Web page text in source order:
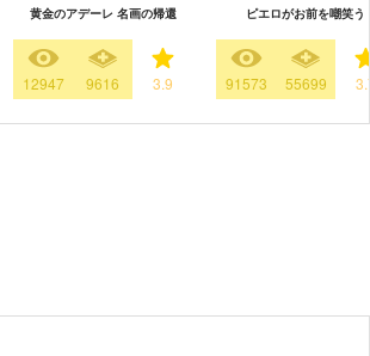
黄金のアデーレ 名画の帰還
12947 9616 3.9
ピエロがお前を嘲笑う
91573 55699 3.7